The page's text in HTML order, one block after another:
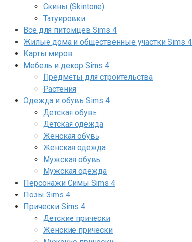
Скины (Skintone)
Татуировки
Все для питомцев Sims 4
Жилые дома и общественные участки Sims 4
Карты миров
Мебель и декор Sims 4
Предметы для строительства
Растения
Одежда и обувь Sims 4
Детская обувь
Детская одежда
Женская обувь
Женская одежда
Мужская обувь
Мужская одежда
Персонажи Симы Sims 4
Позы Sims 4
Прически Sims 4
Детские прически
Женские прически